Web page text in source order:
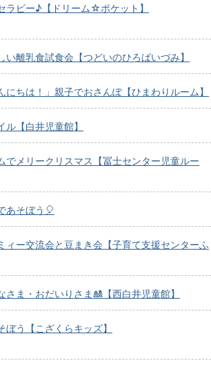
ラピー♪【ドリーム☆ポケット】
い離乳食試食会【つどいのひろばいづみ】
にちは！」親子でおさんぽ【ひまわりルーム】
ル【白井児童館】
でメリークリスマス【冨士センター児童ルー
あそぼう🎈
ィー交流会と豆まき会【子育て支援センターふ
さま・おだいりさま🎎【西白井児童館】
ぼう【こざくらキッズ】